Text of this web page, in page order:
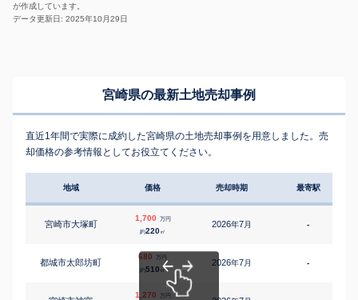
が作成しています。
データ更新日: 2025年10月29日
宮崎県の最新土地売却事例
直近1年間で実際に成約した宮崎県の土地売却事例を用意しました。売
却価格の参考情報としてお役立てください。
地域 価格 売却時期 最寄駅
宮崎市大塚町
1,700 万円
約220㎡
2026年7月 -
都城市太郎坊町
680 万円
約510 ㎡
2026年7月 -
1,270 万円